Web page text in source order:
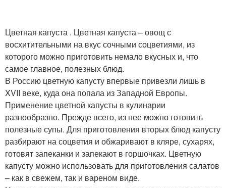
Цветная капуста . Цветная капуста – овощ с
восхитительными на вкус сочными соцветиями, из
которого можно приготовить немало вкусных и, что
самое главное, полезных блюд.
В Россию цветную капусту впервые привезли лишь в
XVII веке, куда она попала из Западной Европы.
Применение цветной капусты в кулинарии
разнообразно. Прежде всего, из нее можно готовить
полезные супы. Для приготовления вторых блюд капусту
разбирают на соцветия и обжаривают в кляре, сухарях,
готовят запеканки и запекают в горшочках. Цветную
капусту можно использовать для приготовления салатов
– как в свежем, так и вареном виде.